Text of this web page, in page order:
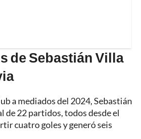
de Sebastián Villa
a mediados del 2024, Sebastián
22 partidos, todos desde el
cuatro goles y generó seis